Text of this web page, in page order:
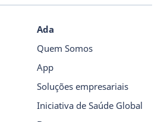
Ada
Quem Somos
App
Soluções empresariais
Iniciativa de Saúde Global